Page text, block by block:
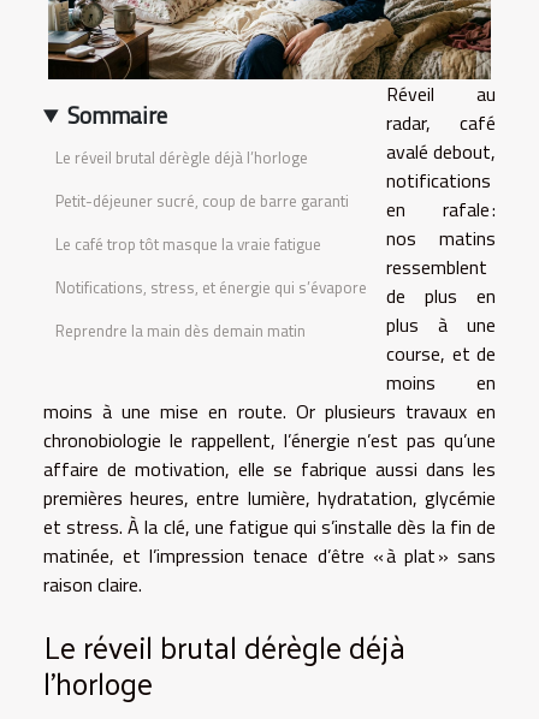
Sommaire
Le réveil brutal dérègle déjà l’horloge
Petit-déjeuner sucré, coup de barre garanti
Le café trop tôt masque la vraie fatigue
Notifications, stress, et énergie qui s’évapore
Reprendre la main dès demain matin
Réveil au
radar, café
avalé debout,
notifications
en rafale :
nos matins
ressemblent
de plus en
plus à une
course, et de
moins en
moins à une mise en route. Or plusieurs travaux en
chronobiologie le rappellent, l’énergie n’est pas qu’une
affaire de motivation, elle se fabrique aussi dans les
premières heures, entre lumière, hydratation, glycémie
et stress. À la clé, une fatigue qui s’installe dès la fin de
matinée, et l’impression tenace d’être « à plat » sans
raison claire.
Le réveil brutal dérègle déjà
l’horloge